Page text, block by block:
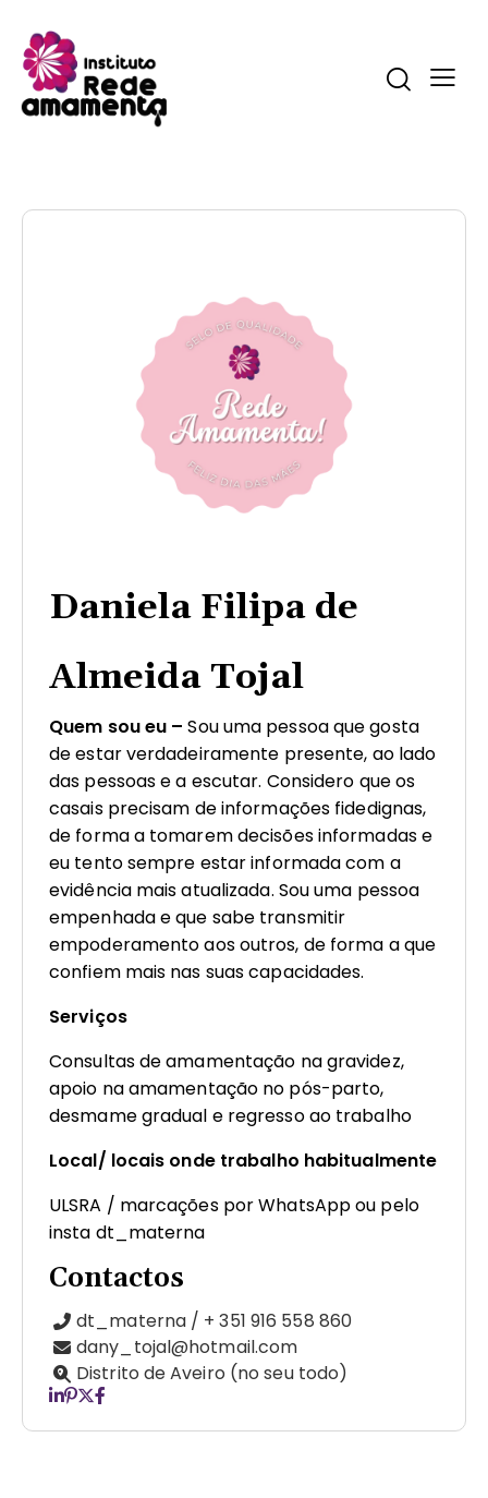
Daniela Filipa de
Almeida Tojal
Quem sou eu – Sou uma pessoa que gosta
de estar verdadeiramente presente, ao lado
das pessoas e a escutar. Considero que os
casais precisam de informações fidedignas,
de forma a tomarem decisões informadas e
eu tento sempre estar informada com a
evidência mais atualizada. Sou uma pessoa
empenhada e que sabe transmitir
empoderamento aos outros, de forma a que
confiem mais nas suas capacidades.
Serviços
Consultas de amamentação na gravidez,
apoio na amamentação no pós-parto,
desmame gradual e regresso ao trabalho
Local/ locais onde trabalho habitualmente
ULSRA / marcações por WhatsApp ou pelo
insta dt_materna
Contactos
dt_materna / + 351 916 558 860
dany_tojal@hotmail.com
Distrito de Aveiro (no seu todo)